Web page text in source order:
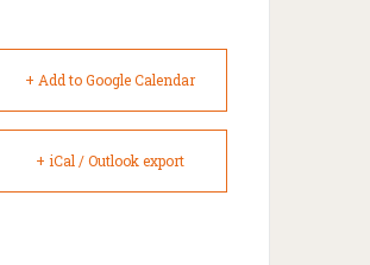
+ Add to Google Calendar
+ iCal / Outlook export